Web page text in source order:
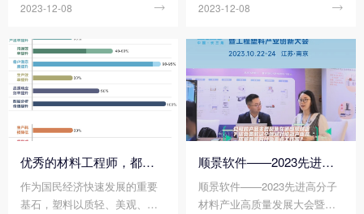
塑料绿色智造展览会在绍兴正
的日益增强，绿色、智能、可
持续的生产方式已经成为新材
料产业发展的重要趋势。在这
个背景下，顺景软件作为一家
专注于做新材料产业的数字化
软件企业，带着创新技术和解
决方案，参加了第四届中国塑
2023-12-08 
大，尤其是在当今的这种商业
已成为一种必要。因此，我们
充分了解清楚ERP系统运营成
本的计算方法，以便帮助企业
降低运营成本并提高生产率。
那么您知道ERP系统的运营成
本计算包括有哪些方面吗?
2023-12-08 
优秀的材料工程师，都在跟这个新朋友打交道!
作为国民经济快速发展的重要
基石，塑料以质轻、美观、易
顺景软件——2023先进高分子材料产业高质量发展大会暨工程塑料产业创新大会
顺景软件——2023先进高分子
材料产业高质量发展大会暨工